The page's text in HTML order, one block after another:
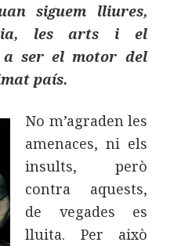
siguem lliures,
les arts i el
a ser el motor del
país.
No m’agraden les
amenaces, ni els
insults, però
contra aquests,
de vegades es
lluita. Per això